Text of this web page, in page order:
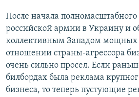
После начала
российской армии в Украину и
коллективным Западом мощных
отношении страны-агрессора
очень сильно просел. Если
билбордах была реклама
бизнеса, то теперь пустующие